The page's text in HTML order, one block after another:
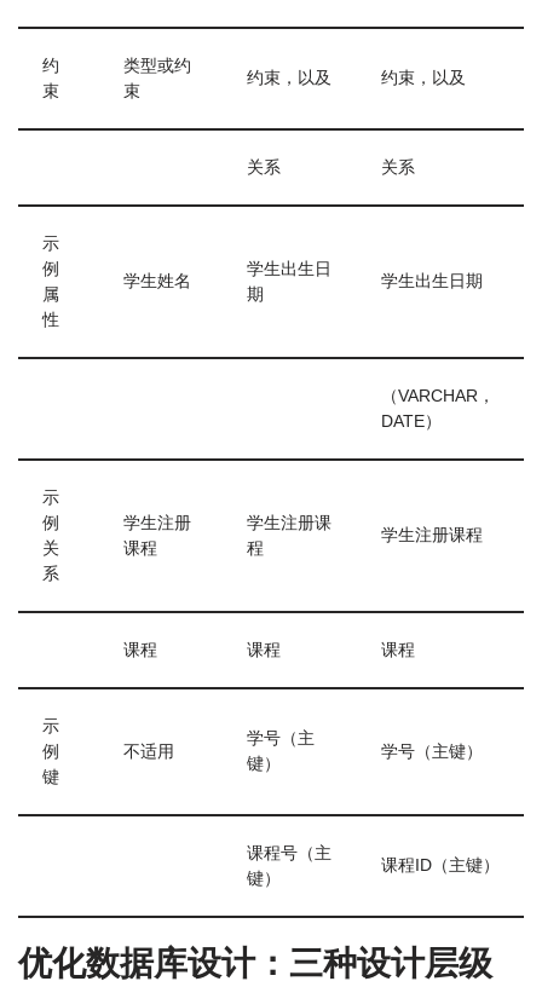
约
束
类型或约
束
约束，以及 约束，以及
关系 关系
示
例
属
性
学生姓名
学生出生日
期
学生出生日期
（VARCHAR，
DATE）
示
例
关
系
学生注册
课程
学生注册课
程
学生注册课程
课程 课程 课程
示
例
键
不适用
学号（主
键）
学号（主键）
课程号（主
键）
课程ID（主键）
优化数据库设计：三种设计层级